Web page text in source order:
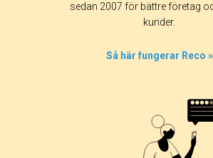
sedan 2007 för bättre företag
kunder.
Så här fungerar Reco »